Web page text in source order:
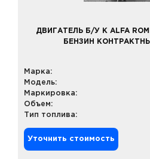
ДВИГАТЕЛЬ Б/У К ALFA
БЕНЗИН
Марка:
Модель:
Маркировка:
Объем:
Тип топлива:
Уточнить стоимость